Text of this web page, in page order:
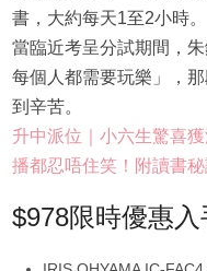
書，大約每天1至2小時。
當臨近考呈分試期間，
每個人都需要玩樂」，
到辛苦。
升中派位｜小六生驚喜
播都忍唔住笑！附讀書秘
$978限時優惠